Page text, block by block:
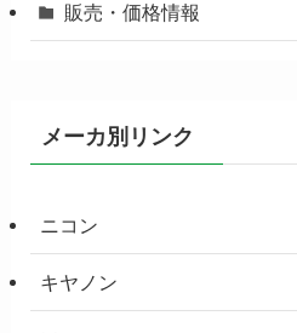
販売・価格情報
メーカ別リンク
ニコン
キヤノン